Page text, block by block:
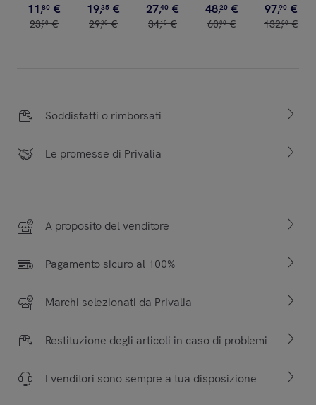
11,80 €
23,00 €
19,35 €
29,30 €
27,40 €
34,10 €
48,20 €
60,00 €
97,90 €
132,00 €
Soddisfatti o rimborsati
Le promesse di Privalia
A proposito del venditore
Pagamento sicuro al 100%
Marchi selezionati da Privalia
Restituzione degli articoli in caso di problemi
I venditori sono sempre a tua disposizione